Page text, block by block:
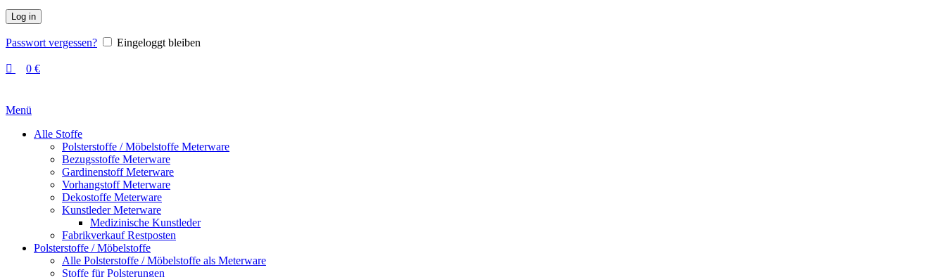
Log in
Passwort vergessen? Eingeloggt bleiben
0 €
Menü
Alle Stoffe
Polsterstoffe / Möbelstoffe Meterware
Bezugsstoffe Meterware
Gardinenstoff Meterware
Vorhangstoff Meterware
Dekostoffe Meterware
Kunstleder Meterware
Medizinische Kunstleder
Fabrikverkauf Restposten
Polsterstoffe / Möbelstoffe
Alle Polsterstoffe / Möbelstoffe als Meterware
Stoffe für Polsterungen